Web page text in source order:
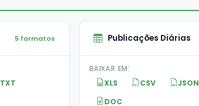
5 formatos
TXT
Publicações Diárias
BAIXAR EM:
XLS CSV JSON
DOC